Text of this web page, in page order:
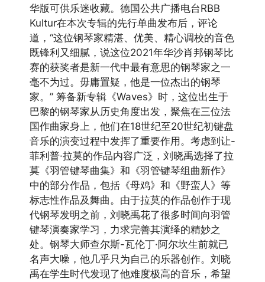
华版可供乐迷收藏。德国公共广播电台RBB
Kultur在本次专辑的先行单曲发布后，评论
道，“​这位钢琴家精湛、优美、精心调校的音色
既锋利又细腻，说这位2021年华沙肖邦钢琴比
赛的获奖者是新一代中最有意思的钢琴家之一
毫不为过。毋庸置疑，他是一位杰出的钢琴
家。” 筹备新专辑《Waves》时，这位出生于
巴黎的钢琴家从历史角度出发，聚焦在三位法
国作曲家身上，他们在18世纪至20世纪初键盘
音乐的演变过程中发挥了重要作用。考虑到让-
菲利普·拉莫的作品内容广泛，刘晓禹选择了拉
莫《羽管键琴曲集》和《羽管键琴组曲新作》
中的部分作品，包括《母鸡》和《野蛮人》等
标志性作品及舞曲。由于拉莫的作品创作于现
代钢琴发明之前，刘晓禹花了很多时间向羽管
键琴演奏家学习，力求完善其演绎的精妙之
处。钢琴大师查尔斯-瓦伦丁·阿尔坎生前就已
名声大噪，他几乎只为自己的乐器创作。刘晓
禹在学生时代发现了他难度极高的音乐，希望